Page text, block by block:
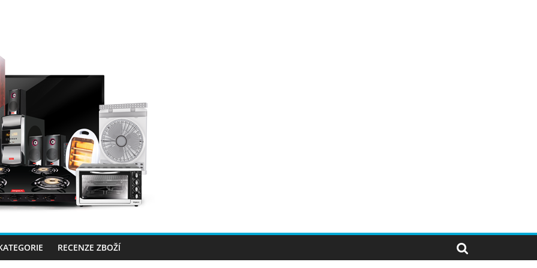
RECENZE ZBOŽÍ